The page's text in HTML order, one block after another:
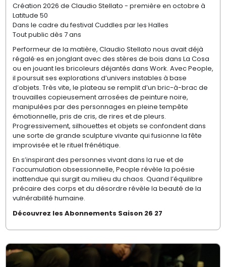
Création 2026 de Claudio Stellato - première en octobre à
Latitude 50
Dans le cadre du festival Cuddles par les Halles
Tout public dès 7 ans
Performeur de la matière, Claudio Stellato nous avait déjà
régalé·es en jonglant avec des stères de bois dans La Cosa
ou en jouant les bricoleurs déjantés dans Work. Avec People,
il poursuit ses explorations d’univers instables à base
d’objets. Très vite, le plateau se remplit d’un bric-à-brac de
trouvailles copieusement arrosées de peinture noire,
manipulées par des personnages en pleine tempête
émotionnelle, pris de cris, de rires et de pleurs.
Progressivement, silhouettes et objets se confondent dans
une sorte de grande sculpture vivante qui fusionne la fête
improvisée et le rituel frénétique.
En s’inspirant des personnes vivant dans la rue et de
l’accumulation obsessionnelle, People révèle la poésie
inattendue qui surgit au milieu du chaos. Quand l’équilibre
précaire des corps et du désordre révèle la beauté de la
vulnérabilité humaine.
Découvrez les Abonnements Saison 26 27